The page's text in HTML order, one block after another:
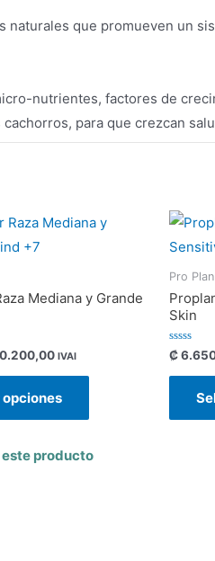
que promueven un
nutrientes, factores de
para que crezcan
Mediana y Grande
IVAI
este producto
Pro
Skin
Valorado
con
0
₡